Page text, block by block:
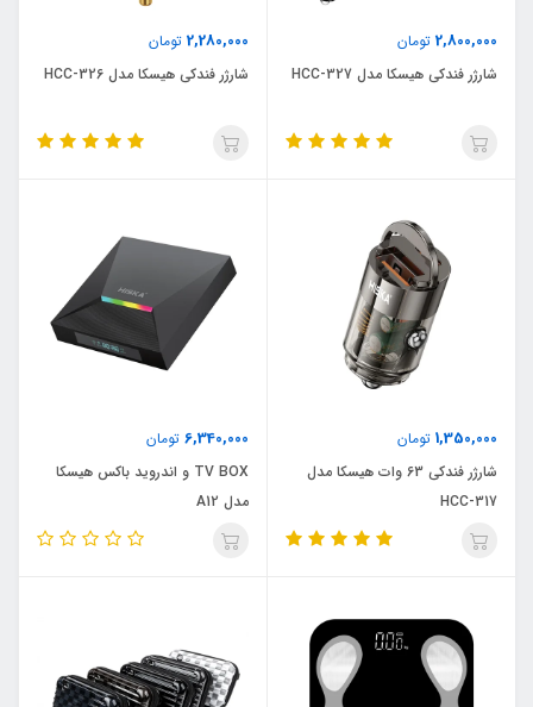
2,800,000 تومان
شارژر فندکی هیسکا مدل HCC-327
2,280,000 تومان
شارژر فندکی هیسکا مدل HCC-326
1,350,000 تومان
شارژر فندکی 63 وات هیسکا مدل
HCC-317
6,340,000 تومان
TV BOX و اندروید باکس هیسکا
مدل A12